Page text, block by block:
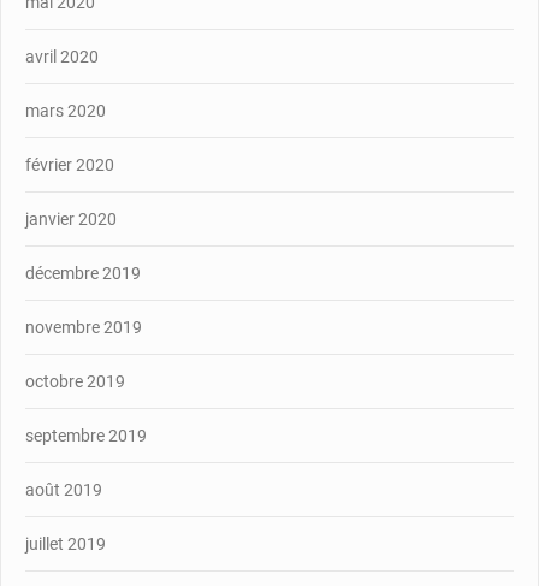
avril 2020
mars 2020
février 2020
janvier 2020
décembre 2019
novembre 2019
octobre 2019
septembre 2019
août 2019
juillet 2019